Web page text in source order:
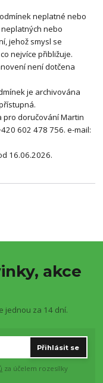
neplatné nebo
nebo
jehož smysl se
nejvíce přibližuje.
není dotčena
je archivována
pro doručování Martin
602 478 756. e-mail:
16.06.2026.
akce
jednou za 14 dní.
Přihlásit se
za účelem rozesílky